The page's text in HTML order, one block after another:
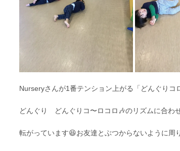
Nurseryさんが1番テンション上がる「どんぐりコ
どんぐり どんぐりコ〜ロコロ🎶のリズムに合わ
転がっています😆お友達とぶつからないように周